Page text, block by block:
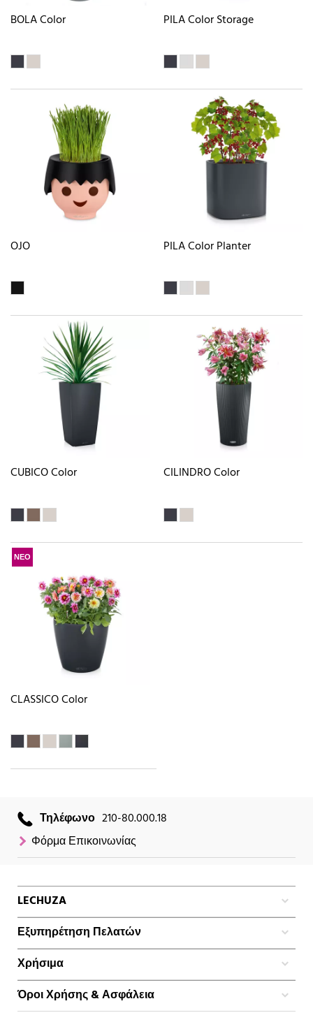
BOLA Color PILA Color Storage
OJO PILA Color Planter
CUBICO Color CILINDRO Color
ΝΕΟ
CLASSICO Color
Τηλέφωνο 210-80.000.18
Φόρμα Επικοινωνίας
LECHUZA
Εξυπηρέτηση Πελατών
Χρήσιμα
Όροι Χρήσης & Ασφάλεια